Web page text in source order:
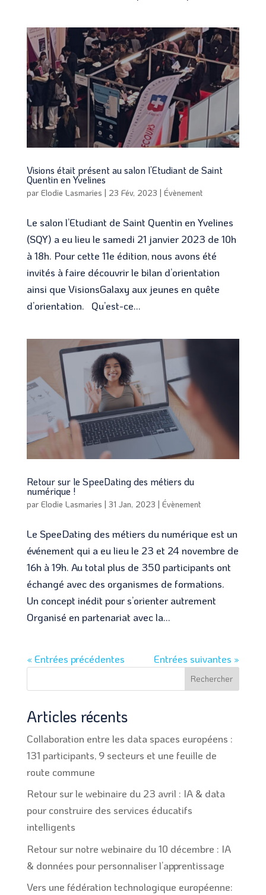
Visions était présent au salon l’Etudiant de Saint
Quentin en Yvelines
par Elodie Lasmaries | 23 Fév, 2023 | Évènement
Le salon l’Etudiant de Saint Quentin en Yvelines
(SQY) a eu lieu le samedi 21 janvier 2023 de 10h
à 18h. Pour cette 11e édition, nous avons été
invités à faire découvrir le bilan d’orientation
ainsi que VisionsGalaxy aux jeunes en quête
d’orientation. Qu’est-ce...
Retour sur le SpeeDating des métiers du
numérique !
par Elodie Lasmaries | 31 Jan, 2023 | Évènement
Le SpeeDating des métiers du numérique est un
événement qui a eu lieu le 23 et 24 novembre de
16h à 19h. Au total plus de 350 participants ont
échangé avec des organismes de formations.
Un concept inédit pour s’orienter autrement
Organisé en partenariat avec la...
« Entrées précédentes Entrées suivantes »
Rechercher
Articles récents
Collaboration entre les data spaces européens :
131 participants, 9 secteurs et une feuille de
route commune
Retour sur le webinaire du 23 avril : IA & data
pour construire des services éducatifs
intelligents
Retour sur notre webinaire du 10 décembre : IA
& données pour personnaliser l’apprentissage
Vers une fédération technologique européenne: